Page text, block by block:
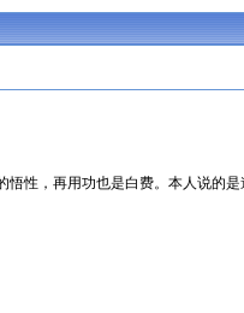
，再用功也是白费。本人说的是